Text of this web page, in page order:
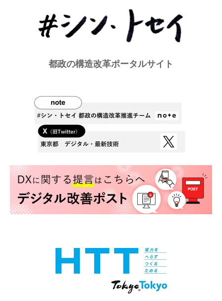
都政の構造改革ポータルサイト